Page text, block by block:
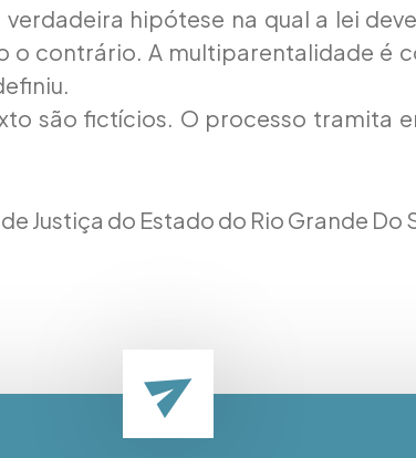
hipótese na qual a lei
o contrário. A multiparentalidade é
são fictícios. O processo tramita
Justiça do Estado do Rio Grande Do